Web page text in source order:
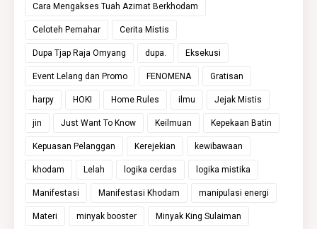
Cara Mengakses Tuah Azimat Berkhodam
Celoteh Pemahar Cerita Mistis
Dupa Tjap Raja Omyang dupa. Eksekusi
Event Lelang dan Promo FENOMENA Gratisan
harpy HOKI Home Rules ilmu Jejak Mistis
jin Just Want To Know Keilmuan Kepekaan Batin
Kepuasan Pelanggan Kerejekian kewibawaan
khodam Lelah logika cerdas logika mistika
Manifestasi Manifestasi Khodam manipulasi energi
Materi minyak booster Minyak King Sulaiman